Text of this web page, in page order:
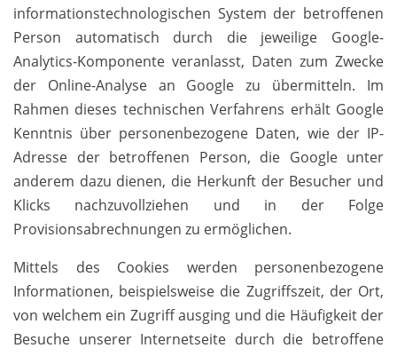
informationstechnologischen System der betroffenen
Person automatisch durch die jeweilige Google-
Analytics-Komponente veranlasst, Daten zum Zwecke
der Online-Analyse an Google zu übermitteln. Im
Rahmen dieses technischen Verfahrens erhält Google
Kenntnis über personenbezogene Daten, wie der IP-
Adresse der betroffenen Person, die Google unter
anderem dazu dienen, die Herkunft der Besucher und
Klicks nachzuvollziehen und in der Folge
Provisionsabrechnungen zu ermöglichen.
Mittels des Cookies werden personenbezogene
Informationen, beispielsweise die Zugriffszeit, der Ort,
von welchem ein Zugriff ausging und die Häufigkeit der
Besuche unserer Internetseite durch die betroffene